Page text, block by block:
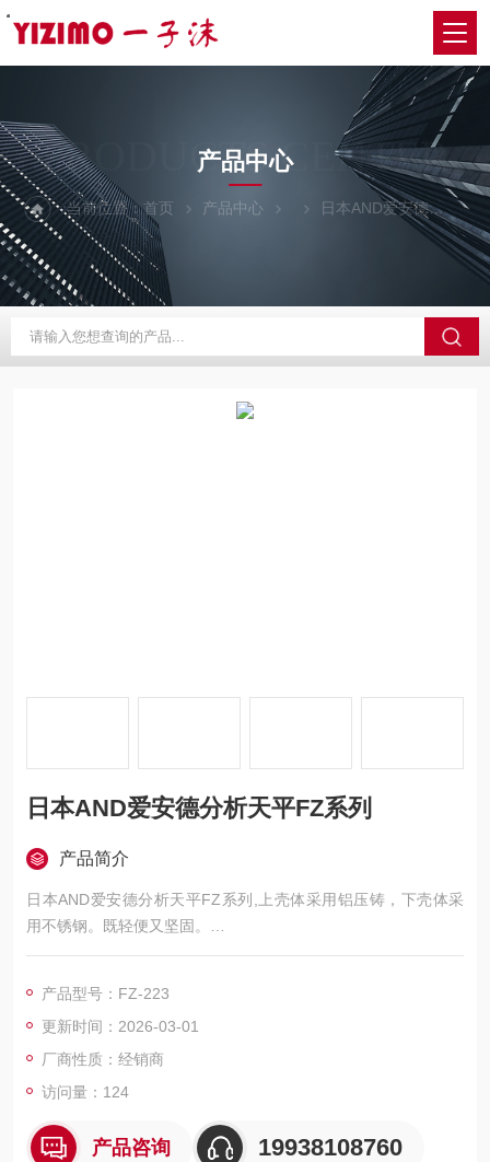
PRODUCTS CENTER
产品中心
当前位置：首页 产品中心 日本AND爱安德 FZ-
日本AND爱安德分析天平FZ系列
产品简介
日本AND爱安德分析天平FZ系列,上壳体采用铝压铸，下壳体采
用不锈钢。既轻便又坚固。
・紧凑且易于操作的B5尺寸
产品型号：FZ-223
更新时间：2026-03-01
厂商性质：经销商
访问量：124
产品咨询 19938108760
・・・・・・・・